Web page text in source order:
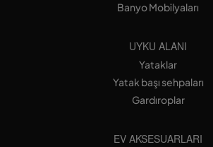
Banyo Mobilyaları
UYKU ALANI
Yataklar
Yatak başı sehpaları
Gardıroplar
EV AKSESUARLARI